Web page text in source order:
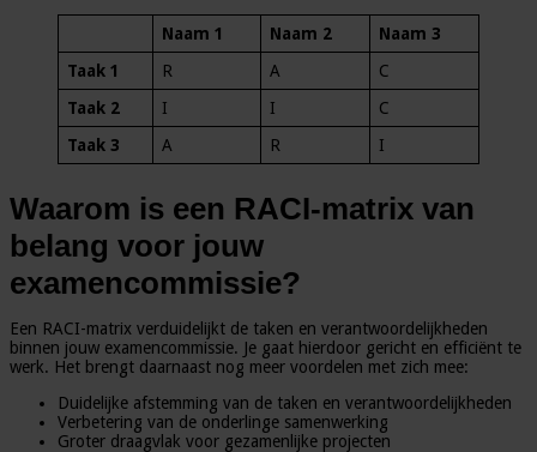
Naam 1 Naam 2
Naam 3
Taak 1
R A
C
Taak 2
I I
C
Taak 3
A R I
Waarom is een RACI-matrix van
belang voor jouw
examencommissie?
Een RACI-matrix verduidelijkt de taken en verantwoordelijkheden
binnen jouw examencommissie. Je gaat hierdoor gericht en efficiënt te
werk. Het brengt daarnaast nog meer voordelen met zich mee:
Duidelijke afstemming van de taken en verantwoordelijkheden
Verbetering van de onderlinge samenwerking
Groter draagvlak voor gezamenlijke projecten